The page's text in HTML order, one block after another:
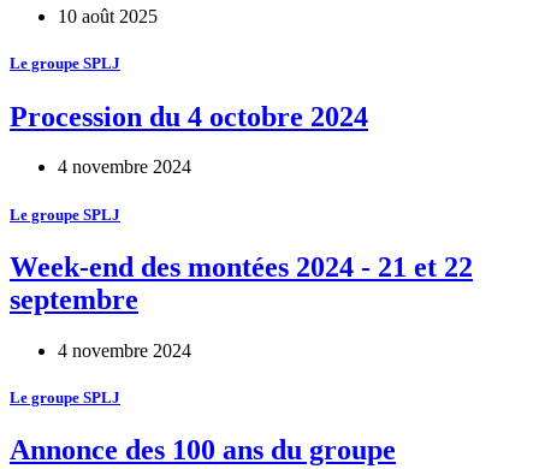
10 août 2025
Le groupe SPLJ
Procession du 4 octobre 2024
4 novembre 2024
Le groupe SPLJ
Week-end des montées 2024 - 21 et 22
septembre
4 novembre 2024
Le groupe SPLJ
Annonce des 100 ans du groupe